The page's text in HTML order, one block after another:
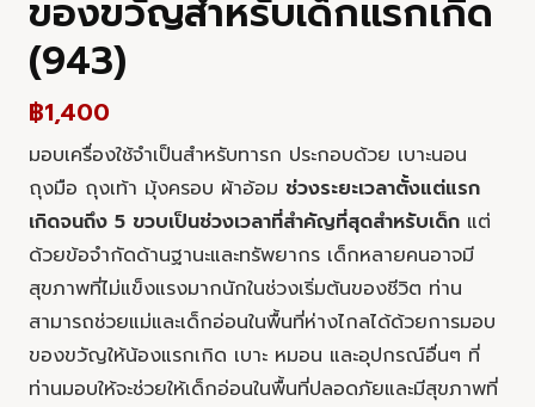
ของขวัญสำหรับเด็กแรกเกิด
(943)
฿1,400
มอบเครื่องใช้จำเป็นสำหรับทารก ประกอบด้วย เบาะนอน
ถุงมือ ถุงเท้า มุ้งครอบ ผ้าอ้อม ช่วงระยะเวลาตั้งแต่แรก
เกิดจนถึง 5 ขวบเป็นช่วงเวลาที่สำคัญที่สุดสำหรับเด็ก แต่
ด้วยข้อจำกัดด้านฐานะและทรัพยากร เด็กหลายคนอาจมี
สุขภาพที่ไม่แข็งแรงมากนักในช่วงเริ่มต้นของชีวิต ท่าน
สามารถช่วยแม่และเด็กอ่อนในพื้นที่ห่างไกลได้ด้วยการมอบ
ของขวัญให้น้องแรกเกิด เบาะ หมอน และอุปกรณ์อื่นๆ ที่
ท่านมอบให้จะช่วยให้เด็กอ่อนในพื้นที่ปลอดภัยและมีสุขภาพที่